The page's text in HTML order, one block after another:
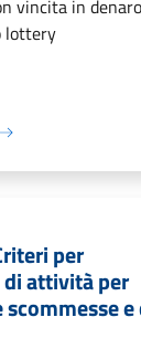
vincita in
lottery
per
attività per
e